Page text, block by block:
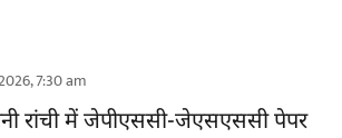
7:30 am
रांची मेंजेपीएससी-जेएसएससी पेपर